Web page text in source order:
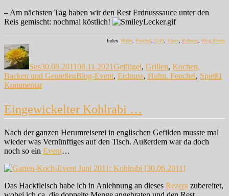
– Am nächsten Tag haben wir den Rest Erdnusssauce unter den
Reis gemischt: nochmal köstlich!
Index: Huhn Fenchel Grill Sauce Erdnuss Blog-Event
Autor
Sus30.08.201108.11.2021Geflügel, Grillen, Kochen,
Backen und GenießenSchlagwörter
Blog-Event, Erdnuss, Huhn. Fenchel, Spieß1
Kommentarzu
dum-
did-
dum
Eingewickelter Kohlrabi …
Nach der ganzen Herumreiserei in englischen Gefilden musste mal
wieder was Vernünftiges auf den Tisch. Außerdem war da doch
noch so ein Event…
Das Hackfleisch habe ich in Anlehnung an dieses Rezept zubereitet,